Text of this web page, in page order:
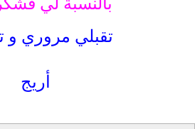
بالنسبة لي
تقبلي مروري و
أريج